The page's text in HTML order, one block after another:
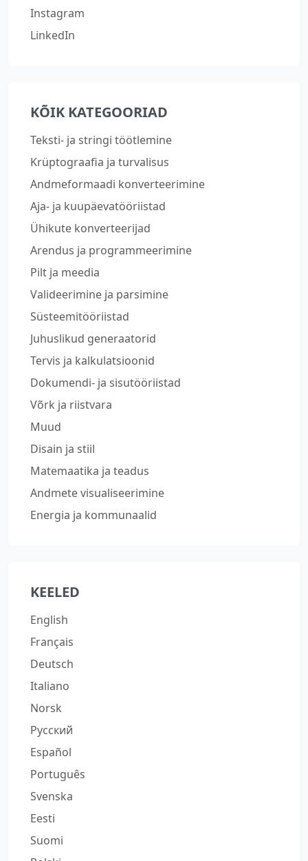
Instagram
LinkedIn
KÕIK KATEGOORIAD
Teksti- ja stringi töötlemine
Krüptograafia ja turvalisus
Andmeformaadi konverteerimine
Aja- ja kuupäevatööriistad
Ühikute konverteerijad
Arendus ja programmeerimine
Pilt ja meedia
Valideerimine ja parsimine
Süsteemitööriistad
Juhuslikud generaatorid
Tervis ja kalkulatsioonid
Dokumendi- ja sisutööriistad
Võrk ja riistvara
Muud
Disain ja stiil
Matemaatika ja teadus
Andmete visualiseerimine
Energia ja kommunaalid
KEELED
English
Français
Deutsch
Italiano
Norsk
Русский
Español
Português
Svenska
Eesti
Suomi